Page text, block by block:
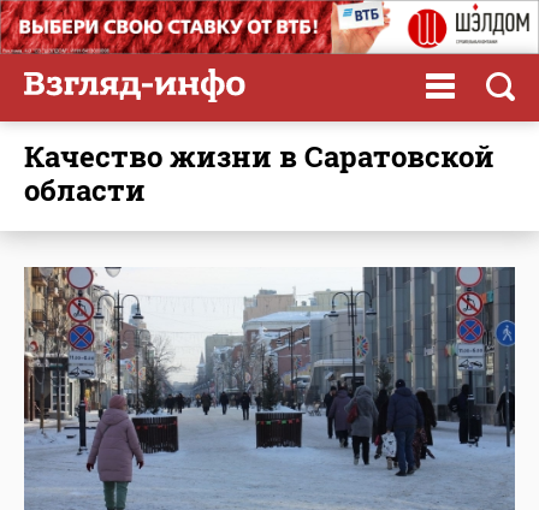
качество жизни в Саратовской
области